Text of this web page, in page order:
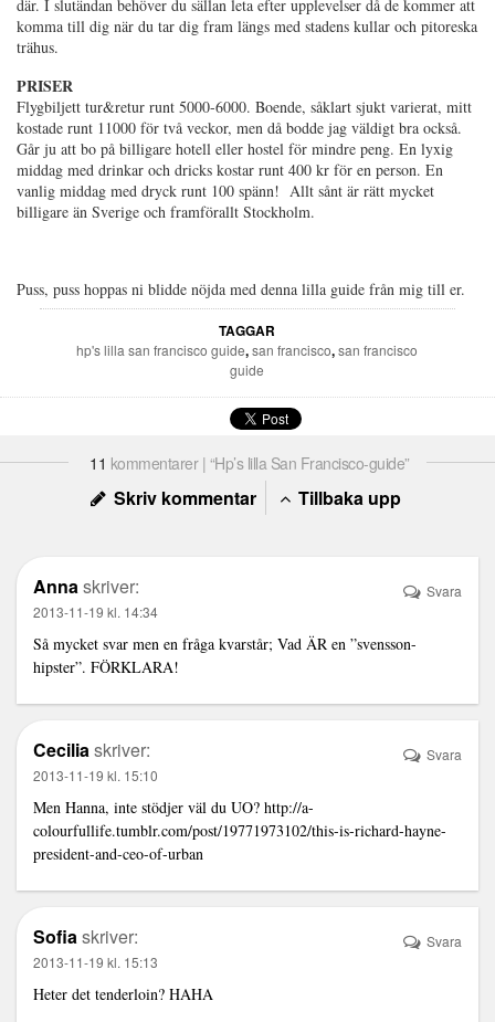
där. I slutändan behöver du sällan leta efter upplevelser då de kommer att
komma till dig när du tar dig fram längs med stadens kullar och pitoreska
trähus.
PRISER
Flygbiljett tur&retur runt 5000-6000. Boende, såklart sjukt varierat, mitt
kostade runt 11000 för två veckor, men då bodde jag väldigt bra också.
Går ju att bo på billigare hotell eller hostel för mindre peng. En lyxig
middag med drinkar och dricks kostar runt 400 kr för en person. En
vanlig middag med dryck runt 100 spänn! Allt sånt är rätt mycket
billigare än Sverige och framförallt Stockholm.
Puss, puss hoppas ni blidde nöjda med denna lilla guide från mig till er.
TAGGAR
hp's lilla san francisco guide,san francisco,san francisco
guide
11 kommentarer | “Hp’s lilla San Francisco-guide”
Skriv kommentar Tillbaka upp
Annaskriver:
2013-11-19 kl. 14:34
Så mycket svar men en fråga kvarstår; Vad ÄR en ”svensson-
hipster”. FÖRKLARA!
Svara
Ceciliaskriver:
2013-11-19 kl. 15:10
Men Hanna, inte stödjer väl du UO? http://a-
colourfullife.tumblr.com/post/19771973102/this-is-richard-hayne-
president-and-ceo-of-urban
Svara
Sofiaskriver:
2013-11-19 kl. 15:13
Heter det tenderloin? HAHA
Svara